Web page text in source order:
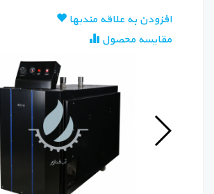
افزودن به علاقه مندیها
مقایسه محصول